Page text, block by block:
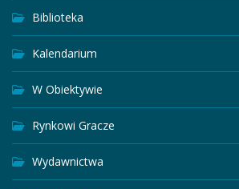
Biblioteka
Kalendarium
W Obiektywie
Rynkowi Gracze
Wydawnictwa